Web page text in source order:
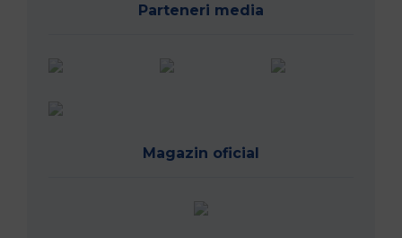
Parteneri media
Magazin oficial